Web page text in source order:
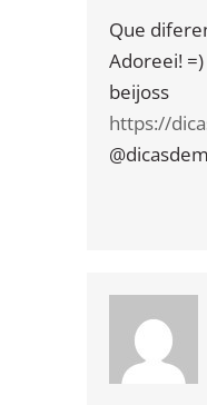
Que
Adoreei! =)
beijoss
https://